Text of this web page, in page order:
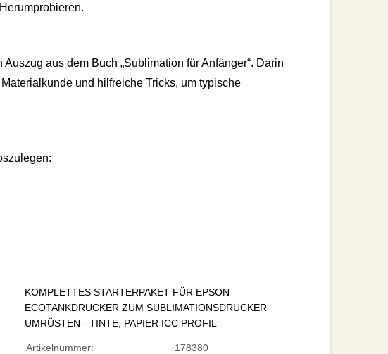
aus dem Buch „Sublimation für Anfänger“. Darin
und hilfreiche Tricks, um typische
KOMPLETTES STARTERPAKET FÜR EPSON
ECOTANKDRUCKER ZUM SUBLIMATIONSDRUCKER
UMRÜSTEN - TINTE, PAPIER ICC PROFIL
Artikelnummer: 178380